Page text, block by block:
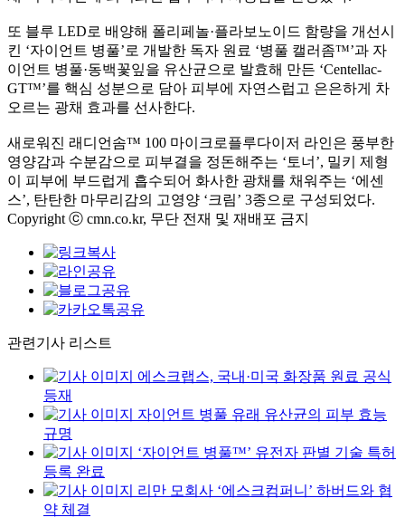
또 블루 LED로 배양해 폴리페놀·플라보노이드 함량을 개선시
킨 ‘자이언트 병풀’로 개발한 독자 원료 ‘병풀 캘러좀™’과 자
이언트 병풀·동백꽃잎을 유산균으로 발효해 만든 ‘Centellac-
GT™’를 핵심 성분으로 담아 피부에 자연스럽고 은은하게 차
오르는 광채 효과를 선사한다.
새로워진 래디언솜™ 100 마이크로플루다이저 라인은 풍부한
영양감과 수분감으로 피부결을 정돈해주는 ‘토너’, 밀키 제형
이 피부에 부드럽게 흡수되어 화사한 광채를 채워주는 ‘에센
스’, 탄탄한 마무리감의 고영양 ‘크림’ 3종으로 구성되었다.
Copyright ⓒ cmn.co.kr, 무단 전재 및 재배포 금지
관련기사 리스트
에스크랩스, 국내·미국 화장품 원료 공식
등재
자이언트 병풀 유래 유산균의 피부 효능
규명
‘자이언트 병풀™’ 유전자 판별 기술 특허
등록 완료
리만 모회사 ‘에스크컴퍼니’ 하버드와 협
약 체결